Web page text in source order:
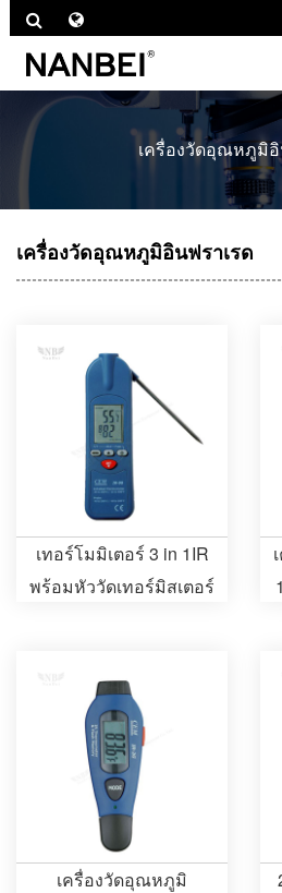
เครื่องวัดอุณหภูมิอิ
เครื่องวัดอุณหภูมิอินฟราเรด
เทอร์โมมิเตอร์ 3 in 1IR
พร้อมหัววัดเทอร์มิสเตอร์
เครื่องวัดอุณหภูมิ